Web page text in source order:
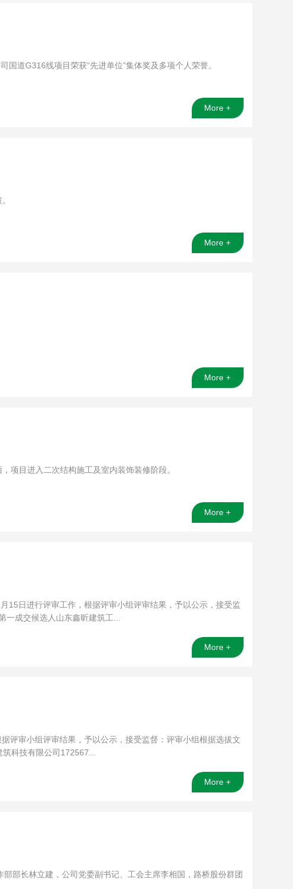
道G316线项目荣获“先进单位”集体奖及多项个人荣誉。
More +
More +
More +
项目进入二次结构施工及室内装饰装修阶段。
More +
15日进行评审工作，根据评审小组评审结果，予以公示，接受监
成交候选人山东鑫昕建筑工...
More +
评审小组评审结果，予以公示，接受监督：评审小组根据选拔文
科技有限公司172567...
More +
部长林立建，公司党委副书记、工会主席李相国，路桥股份群团